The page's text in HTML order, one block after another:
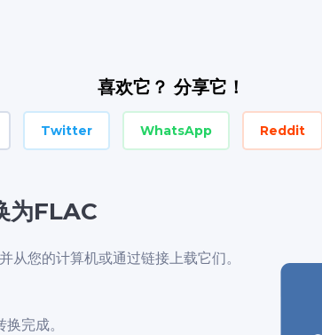
喜欢它？ 分享它！
Twitter WhatsApp Reddit
为FLAC
从您的计算机或通过链接上载它们。
完成。